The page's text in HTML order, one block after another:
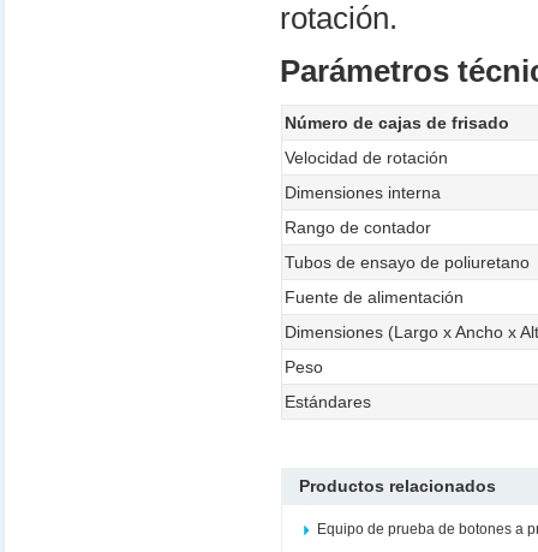
rotación.
Parámetros
Número de cajas de frisado
Velocidad de rotación
Dimensiones interna
Rango de contador
Tubos de ensayo de poliuretano
Fuente de alimentación
Dimensiones (Largo x Ancho x
Peso
Estándares
Productos relacionados
Equipo de prueba de botones a